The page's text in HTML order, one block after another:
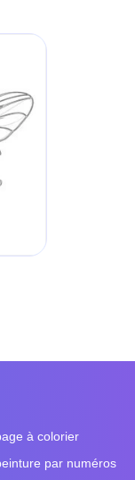
à colorier
par numéros